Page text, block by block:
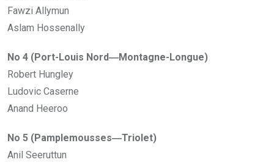
Fawzi Allymun
Aslam Hossenally
No 4 (Port-Louis Nord―Montagne-Longue)
Robert Hungley
Ludovic Caserne
Anand Heeroo
No 5 (Pamplemousses―Triolet)
Anil Seeruttun